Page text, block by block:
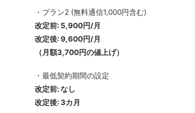
・プラン2 (無料通信1,000円含む)
改定前: 5,900円/月
改定後: 9,600円/月
（月額3,700円の値上げ）
・最低契約期間の設定
改定前: なし
改定後: 3カ月